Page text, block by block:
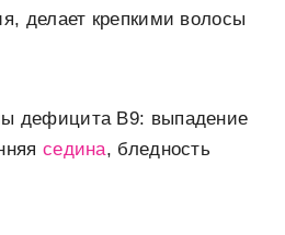
делает крепкими волосы
дефицита В9: выпадение
седина, бледность